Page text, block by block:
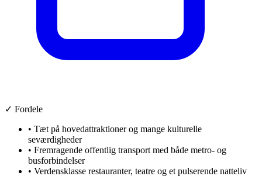
✓ Fordele
• Tæt på hovedattraktioner og mange kulturelle
seværdigheder
• Fremragende offentlig transport med både metro- og
busforbindelser
• Verdensklasse restauranter, teatre og et pulserende natteliv